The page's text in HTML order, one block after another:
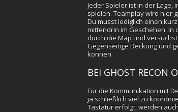
Jeder Spieler ist in der Lage,
spielen. Teamplay wird hier
Du musst lediglich einen
mittendrin im Geschehen. In
durch die Map und
Gegenseitige Deckung und
können.
BEI GHOST RECON
Für die Kommunikation mit
ja schließlich viel zu
Tastatur erfolgt, werden